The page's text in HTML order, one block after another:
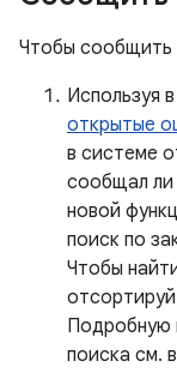
Чтобы сообщить
Используя
открытые
в системе
сообщал ли
новой
поиск по
Чтобы
Подробную
поиска см.